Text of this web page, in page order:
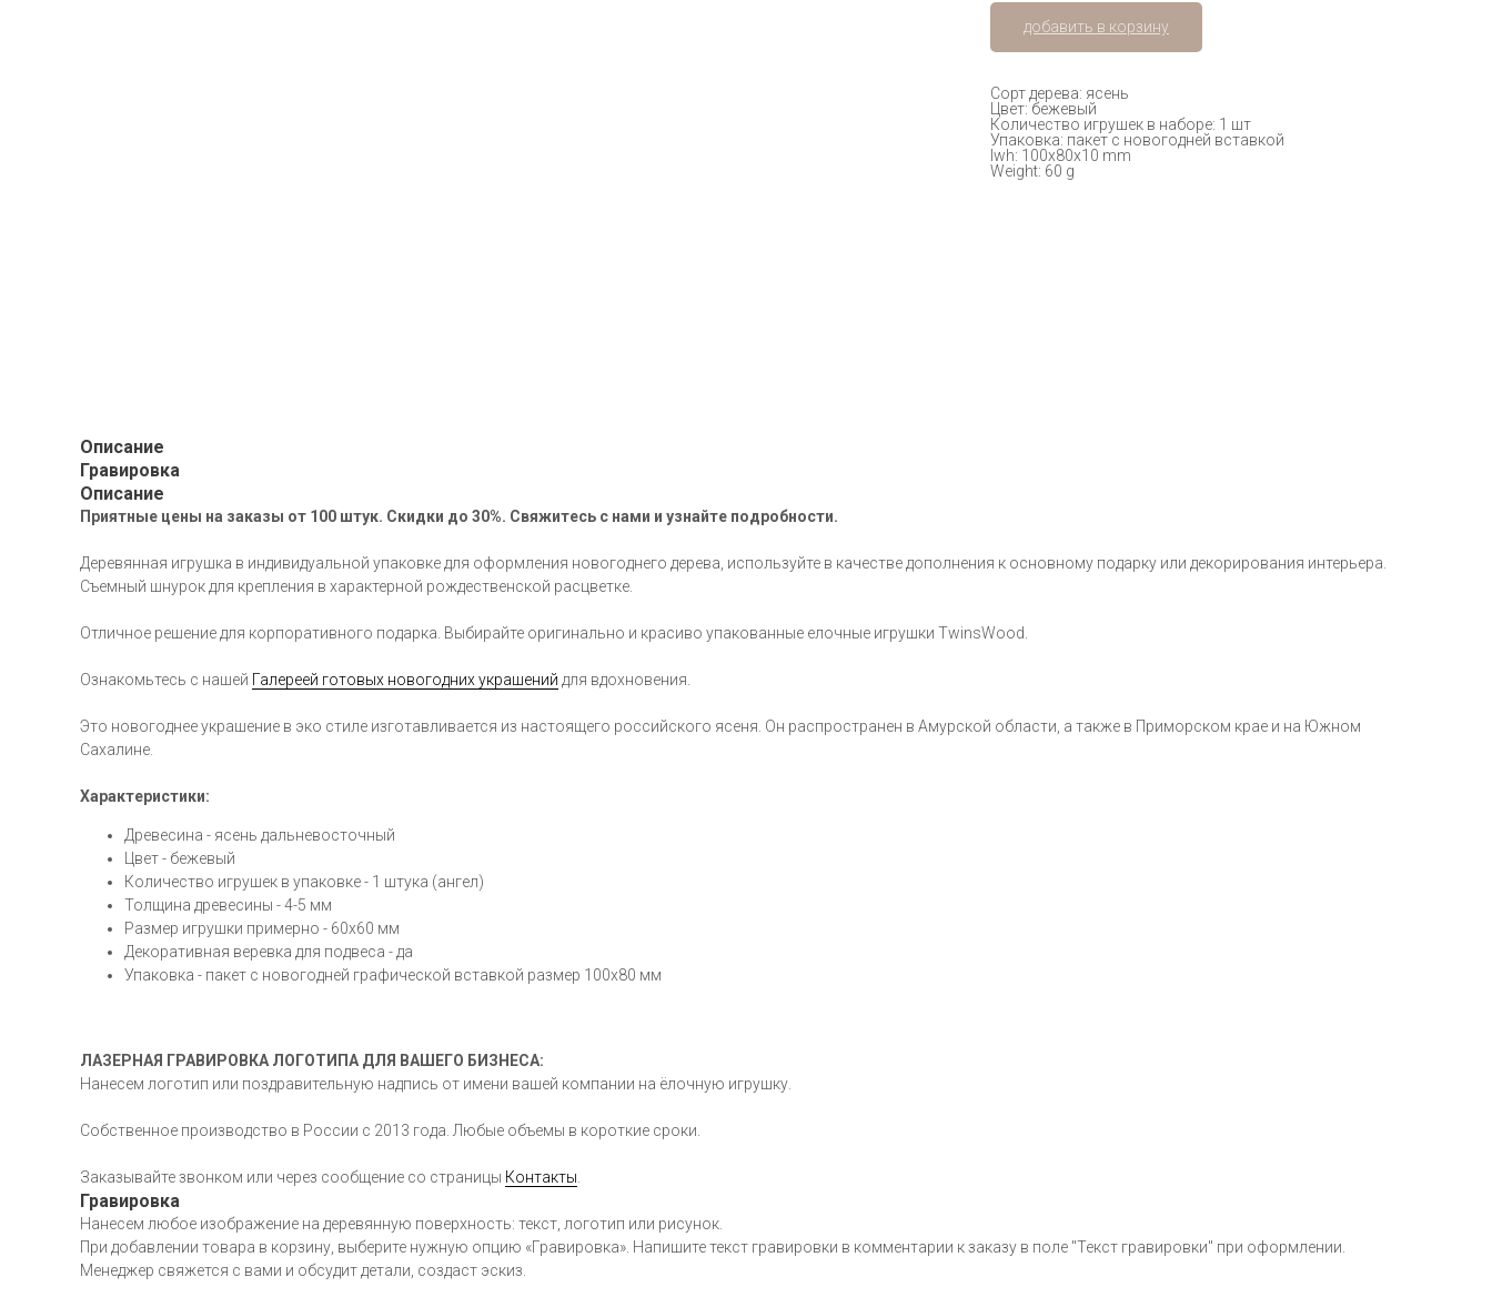
добавить в корзину
Сорт дерева: ясень
Цвет: бежевый
Количество игрушек в наборе: 1 шт
Упаковка: пакет с новогодней вставкой
lwh: 100x80x10 mm
Weight: 60 g
Описание
Гравировка
Описание
Приятные цены на заказы от 100 штук. Скидки до 30%. Свяжитесь с нами и узнайте подробности.
Деревянная игрушка в индивидуальной упаковке для оформления новогоднего дерева, используйте в качестве дополнения к основному подарку или декорирования интерьера.
Съемный шнурок для крепления в характерной рождественской расцветке.
Отличное решение для корпоративного подарка. Выбирайте оригинально и красиво упакованные елочные игрушки TwinsWood.
Ознакомьтесь с нашей Галереей готовых новогодних украшений для вдохновения.
Это новогоднее украшение в эко стиле изготавливается из настоящего российского ясеня. Он распространен в Амурской области, а также в Приморском крае и на Южном
Сахалине.
Характеристики:
Древесина - ясень дальневосточный
Цвет - бежевый
Количество игрушек в упаковке - 1 штука (ангел)
Толщина древесины - 4-5 мм
Размер игрушки примерно - 60х60 мм
Декоративная веревка для подвеса - да
Упаковка - пакет с новогодней графической вставкой размер 100х80 мм
ЛАЗЕРНАЯ ГРАВИРОВКА ЛОГОТИПА ДЛЯ ВАШЕГО БИЗНЕСА:
Нанесем логотип или поздравительную надпись от имени вашей компании на ёлочную игрушку.
Собственное производство в России с 2013 года. Любые объемы в короткие сроки.
Заказывайте звонком или через сообщение со страницы Контакты.
Гравировка
Нанесем любое изображение на деревянную поверхность: текст, логотип или рисунок.
При добавлении товара в корзину, выберите нужную опцию «Гравировка». Напишите текст гравировки в комментарии к заказу в поле "Текст гравировки" при оформлении.
Менеджер свяжется с вами и обсудит детали, создаст эскиз.